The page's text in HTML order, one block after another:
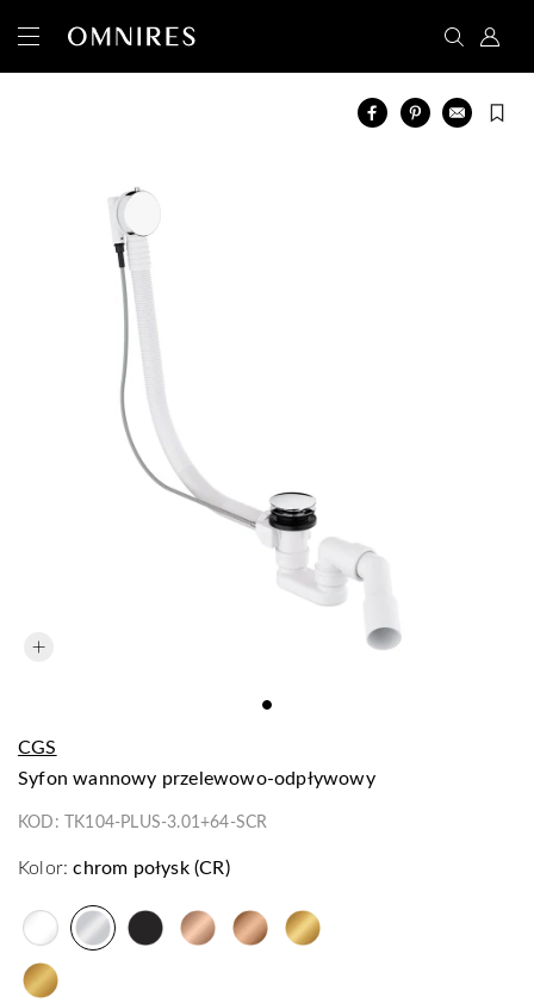
CGS
syfon wannowy przelewowo-odpływowy
KOD: TK104-PLUS-3.01+64-SCR
Kolor: chrom połysk (CR)